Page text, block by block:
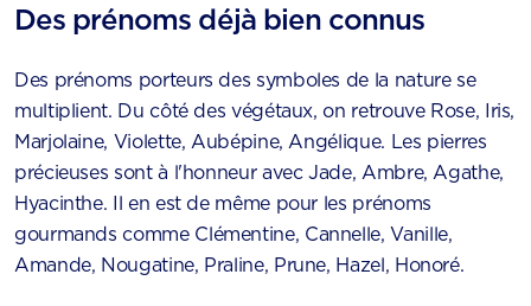
Des prénoms déjà bien connus
Des prénoms porteurs des symboles de la nature se
multiplient. Du côté des végétaux, on retrouve Rose, Iris,
Marjolaine, Violette, Aubépine, Angélique. Les pierres
précieuses sont à l'honneur avec Jade, Ambre, Agathe,
Hyacinthe. Il en est de même pour les prénoms
gourmands comme Clémentine, Cannelle, Vanille,
Amande, Nougatine, Praline, Prune, Hazel, Honoré.